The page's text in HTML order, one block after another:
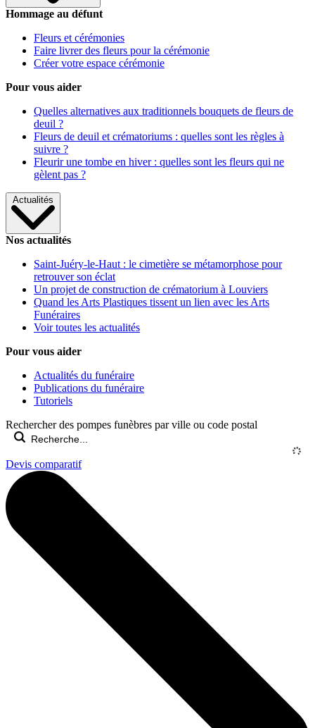
Hommage au défunt
Fleurs et cérémonies
Faire livrer des fleurs pour la cérémonie
Créer votre espace cérémonie
Pour vous aider
Quelles alternatives aux traditionnels bouquets de fleurs de
deuil ?
Fleurs de deuil et crématoriums : quelles sont les règles à
suivre ?
Fleurir une tombe en hiver : quelles sont les fleurs qui ne
gèlent pas ?
Actualités
Nos actualités
Saint-Juéry-le-Haut : le cimetière se métamorphose pour
retrouver son éclat
Un projet de construction de crématorium à Louviers
Quand les Arts Plastiques tissent un lien avec les Arts
Funéraires
Voir toutes les actualités
Pour vous aider
Actualités du funéraire
Publications du funéraire
Tutoriels
Rechercher des pompes funèbres par ville ou code postal
Devis comparatif